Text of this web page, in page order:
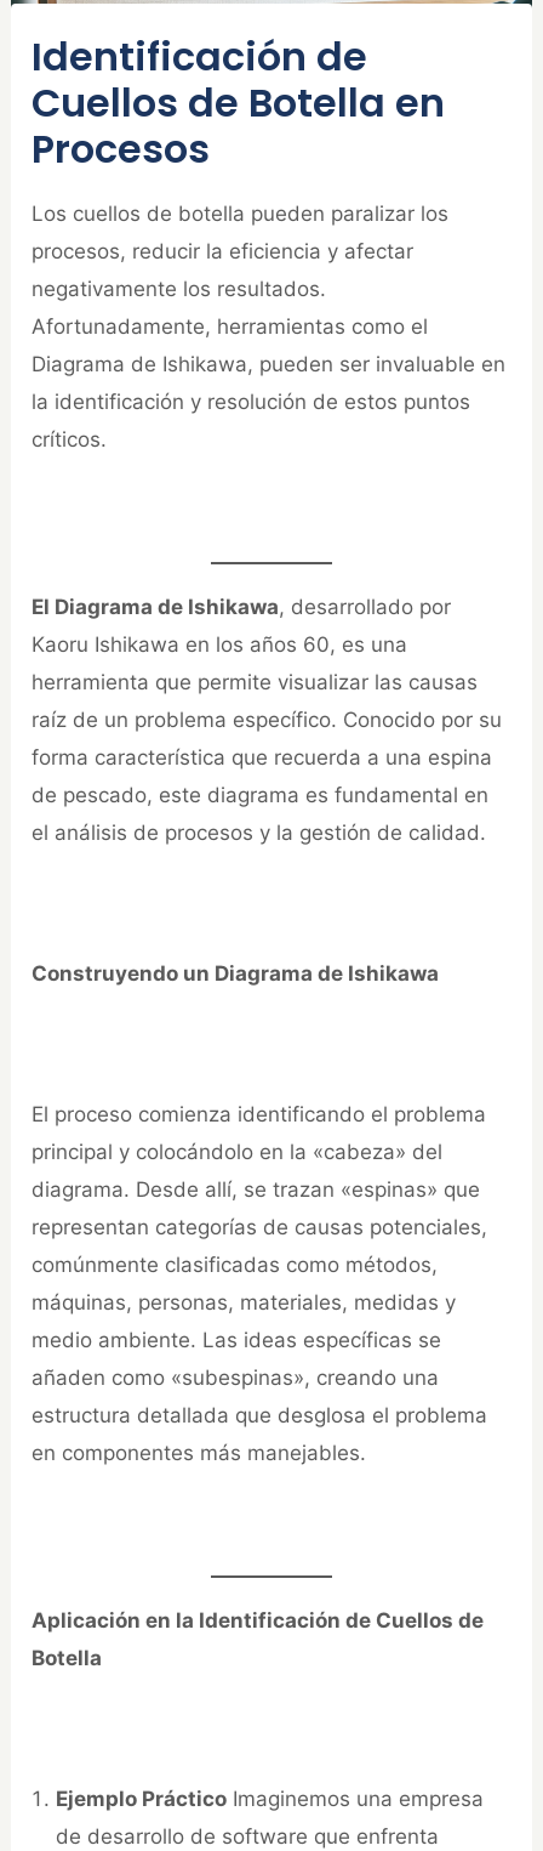
Identificación de
Cuellos de Botella en
Procesos
Los cuellos de botella pueden paralizar los
procesos, reducir la eficiencia y afectar
negativamente los resultados.
Afortunadamente, herramientas como el
Diagrama de Ishikawa, pueden ser invaluable en
la identificación y resolución de estos puntos
críticos.
El Diagrama de Ishikawa, desarrollado por
Kaoru Ishikawa en los años 60, es una
herramienta que permite visualizar las causas
raíz de un problema específico. Conocido por su
forma característica que recuerda a una espina
de pescado, este diagrama es fundamental en
el análisis de procesos y la gestión de calidad.
Construyendo un Diagrama de Ishikawa
El proceso comienza identificando el problema
principal y colocándolo en la «cabeza» del
diagrama. Desde allí, se trazan «espinas» que
representan categorías de causas potenciales,
comúnmente clasificadas como métodos,
máquinas, personas, materiales, medidas y
medio ambiente. Las ideas específicas se
añaden como «subespinas», creando una
estructura detallada que desglosa el problema
en componentes más manejables.
Aplicación en la Identificación de Cuellos de
Botella
Ejemplo Práctico Imaginemos una empresa
de desarrollo de software que enfrenta